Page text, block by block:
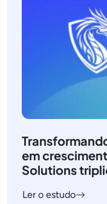
em
Solutions
Ler o estudo